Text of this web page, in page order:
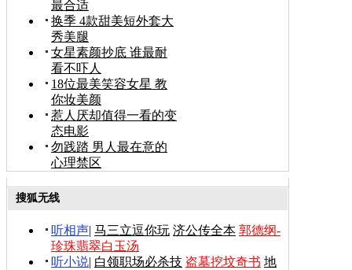
最合适
换季 4款甜美短外套大
秀美腿
女星素颜抄底 谁最耐
看不吓人
18位最美笑容女星 教
你妆美颜
惹人厌却值得一看的变
态电影
勿践踏 男人最在意的
心理禁区
搜狐无线
听相声| 马三立逗你玩 济公传全本 郭德纲-
珍珠翡翠白玉汤
听小说| 白领职场必杀技 盗墓挖坟奇书 地